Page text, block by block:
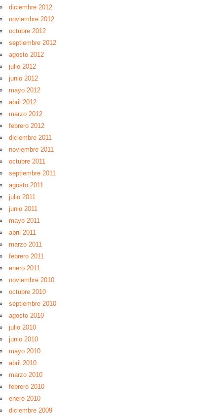
diciembre 2012
noviembre 2012
octubre 2012
septiembre 2012
agosto 2012
julio 2012
junio 2012
mayo 2012
abril 2012
marzo 2012
febrero 2012
diciembre 2011
noviembre 2011
octubre 2011
septiembre 2011
agosto 2011
julio 2011
junio 2011
mayo 2011
abril 2011
marzo 2011
febrero 2011
enero 2011
noviembre 2010
octubre 2010
septiembre 2010
agosto 2010
julio 2010
junio 2010
mayo 2010
abril 2010
marzo 2010
febrero 2010
enero 2010
diciembre 2009